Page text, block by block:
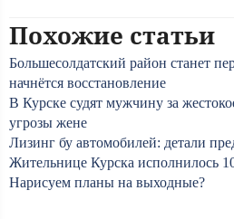
Похожие статьи
Большесолдатский район станет
начнётся восстановление
В Курске судят мужчину за
угрозы жене
Лизинг бу автомобилей: детали
Жительнице Курска исполнилось
Нарисуем планы на выходные?